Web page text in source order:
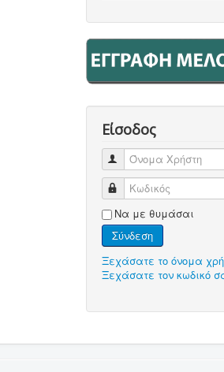
Είσοδος
Όνομα Χρήστη
Κωδικός
Να με θυμάσαι
Σύνδεση
Ξεχάσατε το όνομα
Ξεχάσατε τον κωδικό